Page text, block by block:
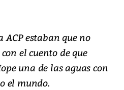
estaban que no
el cuento de que
una de las aguas con
el mundo.